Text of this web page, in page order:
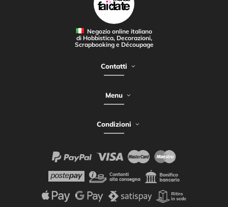
Negozio online italiano
di Hobbistica, Decorazioni,
Scrapbooking e Découpage
Contatti
Menu
Condizioni